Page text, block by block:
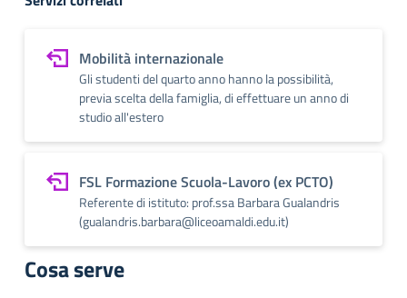
Mobilità internazionale
Gli studenti del quarto anno hanno la possibilità,
previa scelta della famiglia, di effettuare un anno di
studio all'estero
FSL Formazione Scuola-Lavoro (ex PCTO)
Referente di istituto: prof.ssa Barbara Gualandris
(gualandris.barbara@liceoamaldi.edu.it)
Cosa serve